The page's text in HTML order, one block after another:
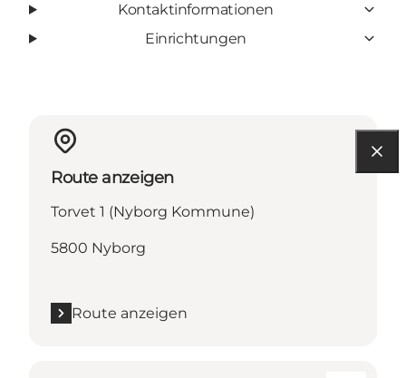
Kontaktinformationen
Einrichtungen
Route anzeigen
Torvet 1 (Nyborg Kommune)
5800 Nyborg
Route anzeigen